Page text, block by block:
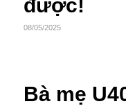
được!
08/05/2025
Bà mẹ